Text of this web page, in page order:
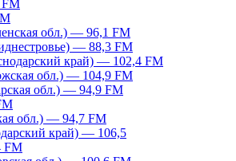
обл.) — 96,1 FM
— 88,3 FM
край) — 102,4 FM
обл.) — 104,9 FM
обл.) — 94,9 FM
обл.) — 94,7 FM
край) — 106,5
FM